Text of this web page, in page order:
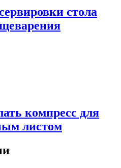
стола
компресс для
листом